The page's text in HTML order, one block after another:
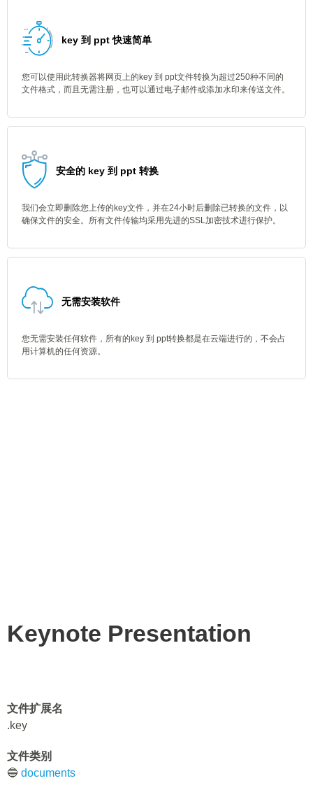
key 到 ppt 快速简单
您可以使用此转换器将网页上的key 到 ppt文件转换为超过250种不同的
文件格式，而且无需注册，也可以通过电子邮件或添加水印来传送文件。
安全的 key 到 ppt 转换
我们会立即删除您上传的key文件，并在24小时后删除已转换的文件，以
确保文件的安全。所有文件传输均采用先进的SSL加密技术进行保护。
无需安装软件
您无需安装任何软件，所有的key 到 ppt转换都是在云端进行的，不会占
用计算机的任何资源。
Keynote Presentation
文件扩展名
.key
文件类别
🔵 documents